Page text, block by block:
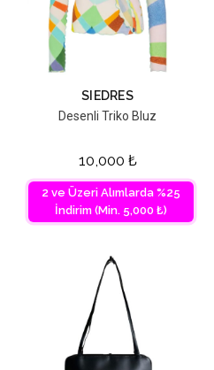
SIEDRES
Desenli Triko Bluz
10,000 ₺
2 ve Üzeri Alımlarda %25
İndirim (Min. 5,000 ₺)